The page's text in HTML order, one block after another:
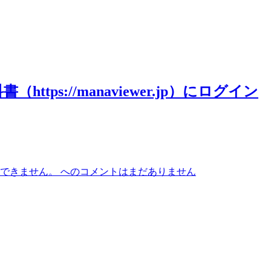
（https://manaviewer.jp）にログイン
できません。 へのコメントはまだありません